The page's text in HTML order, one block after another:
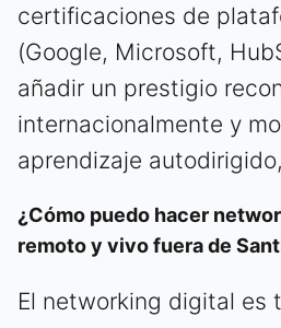
certificaciones de
(Google, Microsoft,
añadir un prestigio
internacionalmente y
aprendizaje
¿Cómo puedo hacer
remoto y vivo fuera de
El networking digital es